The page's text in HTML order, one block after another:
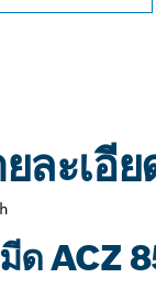
ละเอี
ด ACZ